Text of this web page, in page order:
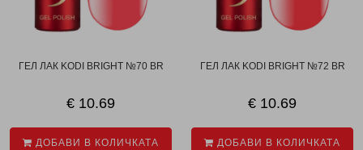
ГЕЛ ЛАК KODI BRIGHT №70 BR
€ 10.69
ДОБАВИ В КОЛИЧКАТА
ГЕЛ ЛАК KODI BRIGHT №72 BR
€ 10.69
ДОБАВИ В КОЛИЧКАТА